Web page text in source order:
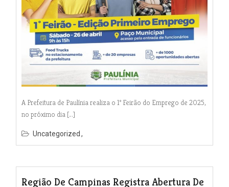
A Prefeitura de Paulínia realiza o 1º Feirão do Emprego de 2025,
no próximo dia […]
Uncategorized
Região De Campinas Registra Abertura De